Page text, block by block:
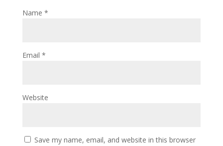
Name *
Email *
Website
Save my name, email, and website in this browser